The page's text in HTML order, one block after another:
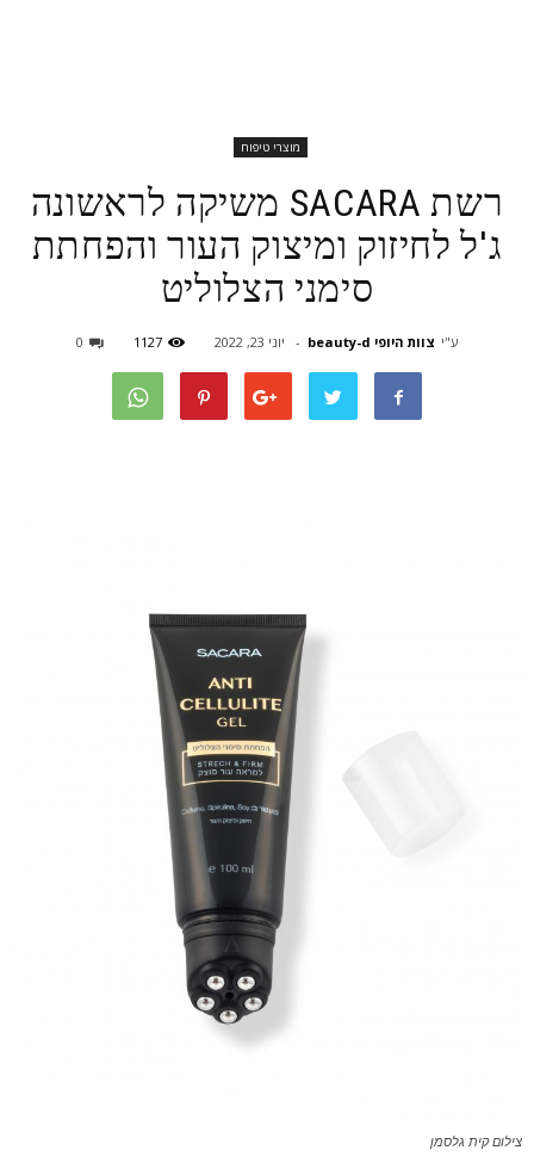
מוצרי טיפוח
רשת SACARA משיקה לראשונה
ג'ל לחיזוק ומיצוק העור והפחתת
סימני הצלוליט
ע"י צוות היופי beauty-d - יוני 23, 2022 1127
0
צילום קית גלסמן